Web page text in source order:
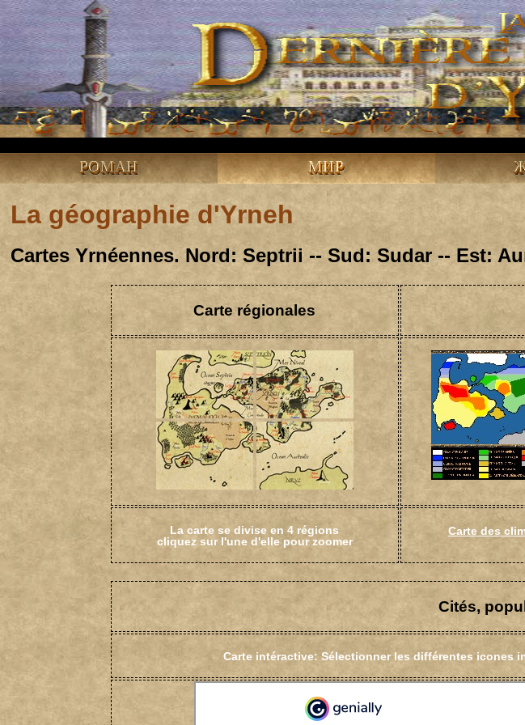
РОМАН МИР
La géographie d'Yrneh
Cartes Yrnéennes. Nord: Septrii -- Sud: Sudar -- Est:
Carte régionales
La carte se divise en 4 régions
cliquez sur l'une d'elle pour zoomer
Carte des
Cités,
Carte intéractive: Sélectionner les différentes icones